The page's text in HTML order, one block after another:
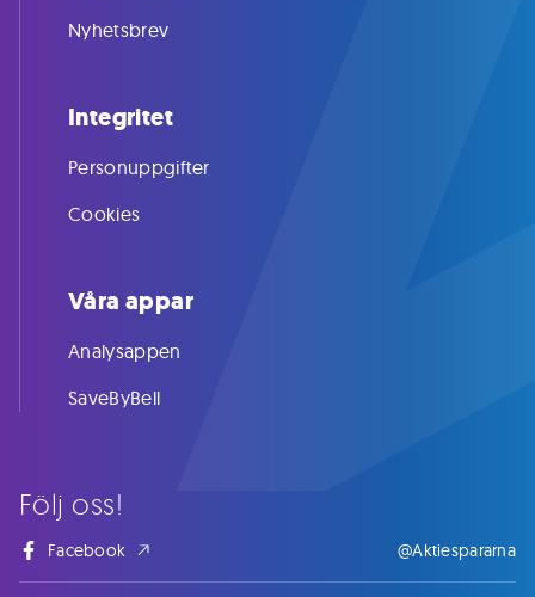
Följ oss!
Facebook @Aktiespararna
Nyhetsbrev
Integritet
Personuppgifter
Cookies
Våra appar
Analysappen
SaveByBell